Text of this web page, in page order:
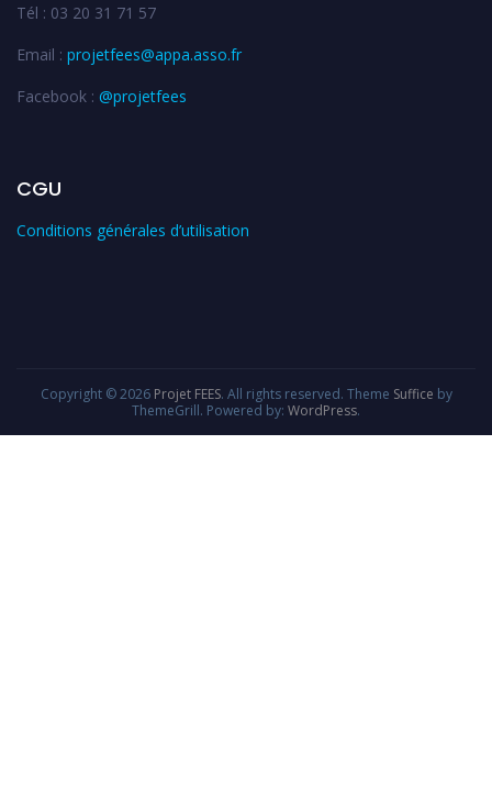
Tél : 03 20 31 71 57
Email : projetfees@appa.asso.fr
Facebook : @projetfees
CGU
Conditions générales d’utilisation
Copyright © 2026 Projet FEES. All rights reserved. Theme Suffice by
ThemeGrill. Powered by: WordPress.